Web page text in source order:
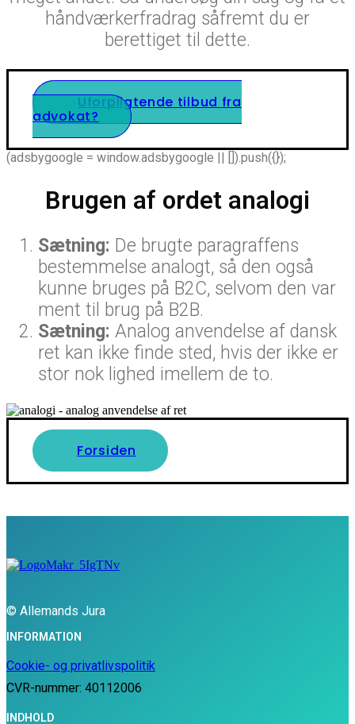
håndværkerfradrag såfremt du er
berettiget til dette.
Uforpligtende tilbud fra
advokat?
(adsbygoogle = window.adsbygoogle || []).push({});
Brugen af ordet analogi
Sætning: De brugte paragraffens
bestemmelse analogt, så den også
kunne bruges på B2C, selvom den var
ment til brug på B2B.
Sætning: Analog anvendelse af dansk
ret kan ikke finde sted, hvis der ikke er
stor nok lighed imellem de to.
Forsiden
© Allemands Jura
INFORMATION
Cookie- og privatlivspolitik
CVR-nummer: 40112006
INDHOLD